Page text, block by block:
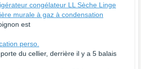
est
du cellier, derrière il y a 5 balais